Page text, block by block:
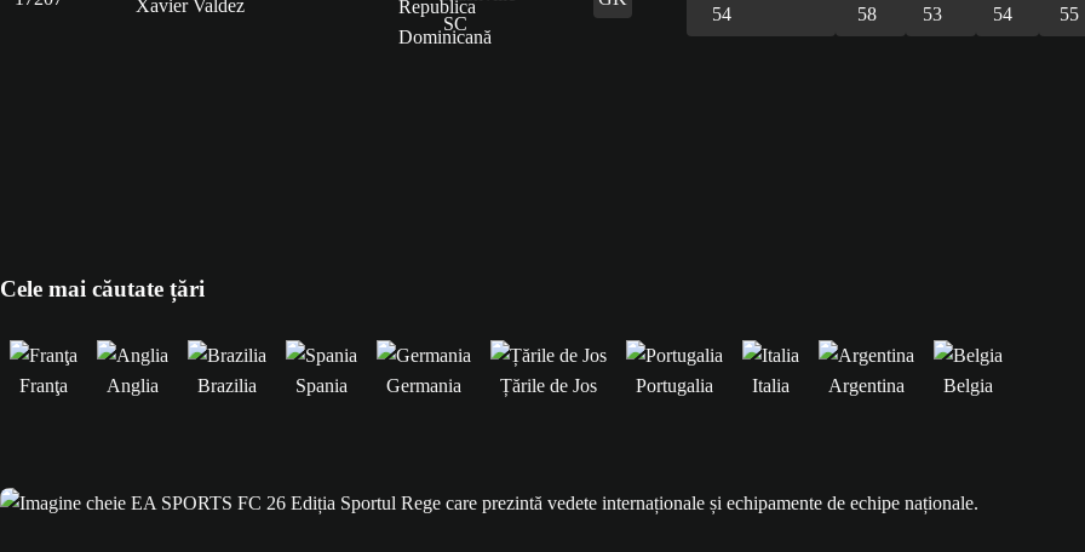
Xavier Valdez
54
58
53
54
55
Cele mai căutate țări
Franţa Anglia Brazilia Spania Germania Țările de Jos Portugalia Italia Argentina Belgia